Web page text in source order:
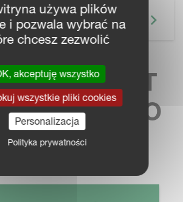
KONTAKT
używa plików
i pozwala wybrać na
chcesz zezwolić
akceptuję wszystko
wszystkie pliki cookies
Personalizacja
Polityka prywatności